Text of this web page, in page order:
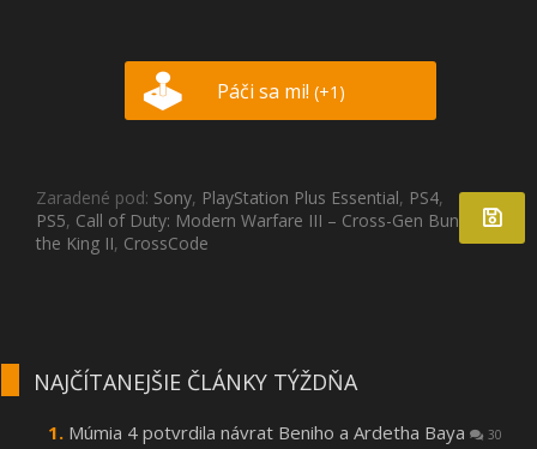
Páči sa mi! (+1)
Zaradené pod: Sony, PlayStation Plus Essential, PS4,
PS5, Call of Duty: Modern Warfare III – Cross-Gen Bundle ,For
the King II, CrossCode
NAJČÍTANEJŠIE ČLÁNKY TÝŽDŇA
Múmia 4 potvrdila návrat Beniho a Ardetha Baya 30